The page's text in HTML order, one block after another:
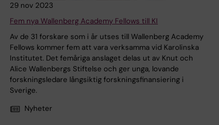
29 nov 2023
Fem nya Wallenberg Academy Fellows till KI
Av de 31 forskare som i år utses till Wallenberg Academy
Fellows kommer fem att vara verksamma vid Karolinska
Institutet. Det femåriga anslaget delas ut av Knut och
Alice Wallenbergs Stiftelse och ger unga, lovande
forskningsledare långsiktig forskningsfinansiering i
Sverige.
Nyheter